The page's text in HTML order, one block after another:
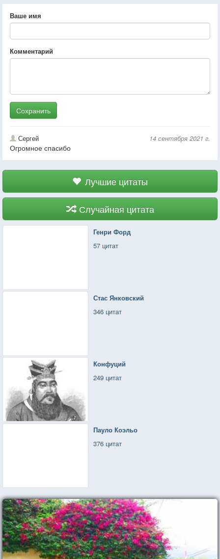
Ваше имя
Комментарий
Сохранить
Сергей 14 сентября 2021 г.
Огромное спасибо
Лучшие цитаты
Случайная цитата
Генри Форд
57 цитат
Стас Янковский
346 цитат
Конфуций
249 цитат
Пауло Коэльо
376 цитат